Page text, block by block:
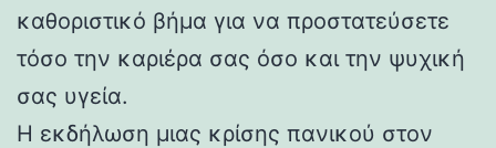
καθοριστικό βήμα για να προστατεύσετε
τόσο την καριέρα σας όσο και την ψυχική
σας υγεία.
Η εκδήλωση μιας κρίσης πανικού στον